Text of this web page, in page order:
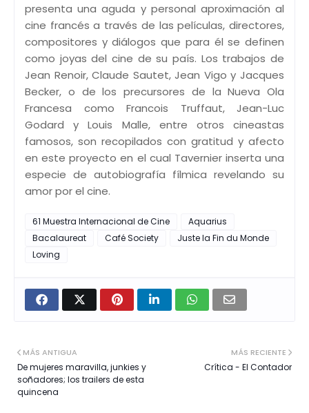
presenta una aguda y personal aproximación al
cine francés a través de las películas, directores,
compositores y diálogos que para él se definen
como joyas del cine de su país. Los trabajos de
Jean Renoir, Claude Sautet, Jean Vigo y Jacques
Becker, o de los precursores de la Nueva Ola
Francesa como Francois Truffaut, Jean-Luc
Godard y Louis Malle, entre otros cineastas
famosos, son recopilados con gratitud y afecto
en este proyecto en el cual Tavernier inserta una
especie de autobiografía fílmica revelando su
amor por el cine.
61 Muestra Internacional de Cine
Aquarius
Bacalaureat
Café Society
Juste la Fin du Monde
Loving
MÁS RECIENTE
Crítica - El Contador
MÁS ANTIGUA
De mujeres maravilla, junkies y
soñadores; los trailers de esta
quincena